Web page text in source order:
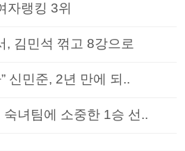
자랭킹 3위
, 김민석 꺾고 8강으로
신민준, 2년 만에 되..
녀팀에 소중한 1승 선..